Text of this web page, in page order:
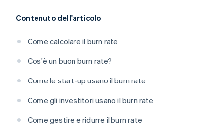
Contenuto dell'articolo
Come calcolare il burn rate
Cos'è un buon burn rate?
Come le start-up usano il burn rate
Come gli investitori usano il burn rate
Come gestire e ridurre il burn rate